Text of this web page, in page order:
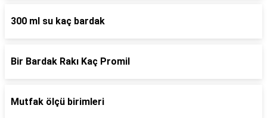
300 ml su kaç bardak
Bir Bardak Rakı Kaç Promil
Mutfak ölçü birimleri